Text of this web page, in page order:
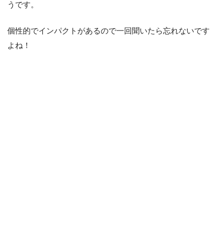
うです。
個性的でインパクトがあるので一回聞いたら忘れないです
よね！